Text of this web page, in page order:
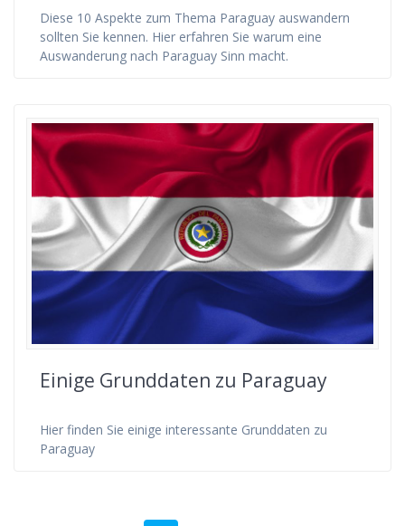
Diese 10 Aspekte zum Thema Paraguay auswandern
sollten Sie kennen. Hier erfahren Sie warum eine
Auswanderung nach Paraguay Sinn macht.
Einige Grunddaten zu Paraguay
Hier finden Sie einige interessante Grunddaten zu
Paraguay